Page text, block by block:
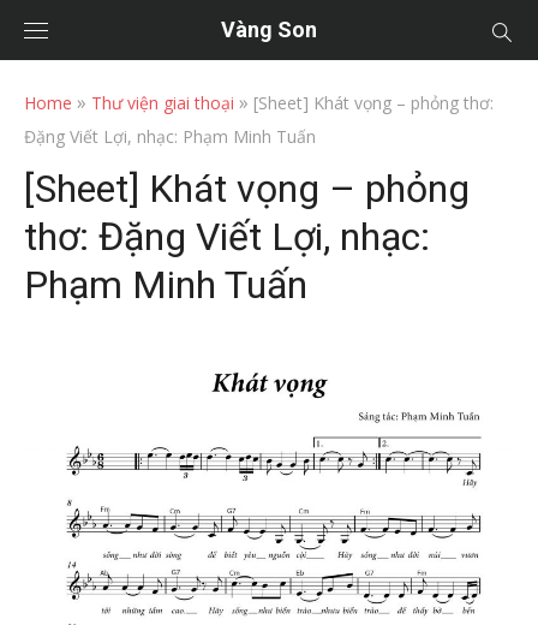
Vàng Son
Home » Thư viện giai thoại » [Sheet] Khát vọng – phỏng thơ:
Đặng Viết Lợi, nhạc: Phạm Minh Tuấn
[Sheet] Khát vọng – phỏng
thơ: Đặng Viết Lợi, nhạc:
Phạm Minh Tuấn